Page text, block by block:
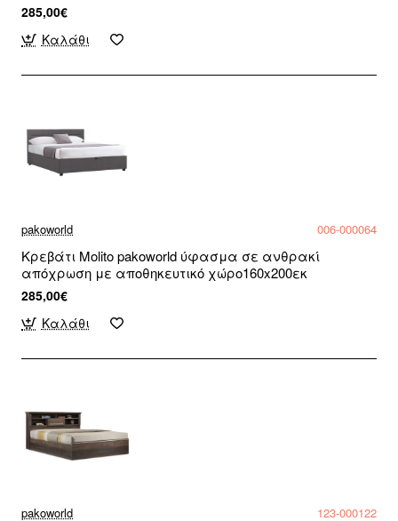
285,00€
Καλάθι
pakoworld 006-000064
Κρεβάτι Molito pakoworld ύφασμα σε ανθρακί
απόχρωση με αποθηκευτικό χώρο160x200εκ
285,00€
Καλάθι
pakoworld 123-000122